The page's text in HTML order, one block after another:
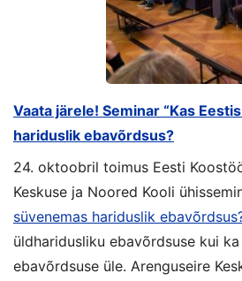
Vaata järele! Seminar “Kas
hariduslik ebavõrdsus?
24. oktoobril toimus Eesti
Keskuse ja Noored Kooli
süvenemas hariduslik
üldharidusliku ebavõrdsuse kui
ebavõrdsuse üle. Arenguseire